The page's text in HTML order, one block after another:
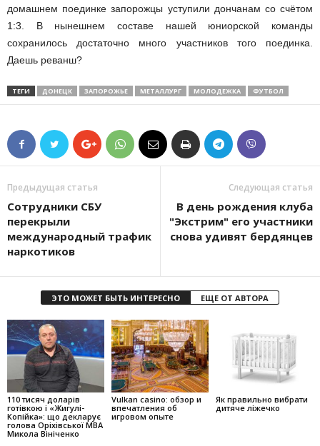
домашнем поединке запорожцы уступили дончанам со счётом
1:3. В нынешнем составе нашей юниорской команды
сохранилось достаточно много участников того поединка.
Даешь реванш?
ТЕГИ ДОНЕЦК ЗАПОРОЖЬЕ МЕТАЛЛУРГ МОЛОДЕЖКА ФУТБОЛ
Предыдущая статья
Сотрудники СБУ
перекрыли
международный трафик
наркотиков
Следующая статья
В день рождения клуба
"Экстрим" его участники
снова удивят бердянцев
ЭТО МОЖЕТ БЫТЬ ИНТЕРЕСНО ЕЩЕ ОТ АВТОРА
110 тисяч доларів
готівкою і «Жигулі-
Копійка»: що декларує
голова Оріхівської МВА
Микола Вініченко
Vulkan casino: обзор и
впечатления об
игровом опыте
Як правильно вибрати
дитяче ліжечко